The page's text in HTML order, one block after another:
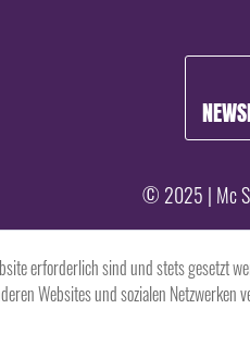
© 2025 | Mc
erforderlich sind und stets gesetzt
Websites und sozialen